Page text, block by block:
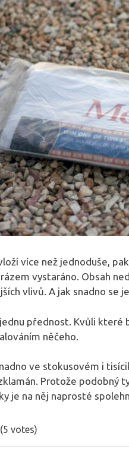
více než jednoduše,
vystaráno. Obsah
vlivů. A jak snadno se
přednost. Kvůli které
něčeho.
ve stokusovém i
Protože podobný
je na něj naprosté
votes)